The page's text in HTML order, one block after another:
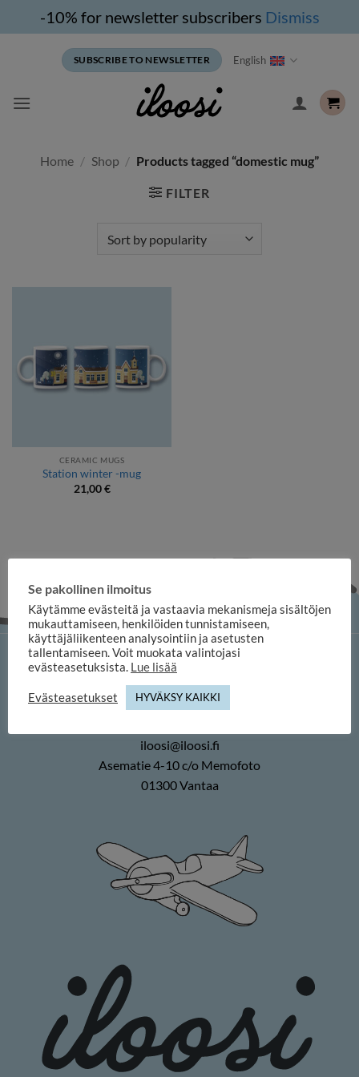
-10% for newsletter subscribers Dismiss
SUBSCRIBE TO NEWSLETTER English
Home / Shop / Products tagged “domestic mug”
FILTER
CERAMIC MUGS
Station winter -mug
21,00€
iloosi online shop
Duuilo Oy
iloosi@iloosi.fi
Asematie 4-10 c/o Memofoto
01300 Vantaa
Se pakollinen ilmoitus
Käytämme evästeitä ja vastaavia mekanismeja sisältöjen
mukauttamiseen, henkilöiden tunnistamiseen,
käyttäjäliikenteen analysointiin ja asetusten
tallentamiseen. Voit muokata valintojasi
evästeasetuksista. Lue lisää
Evästeasetukset HYVÄKSY KAIKKI